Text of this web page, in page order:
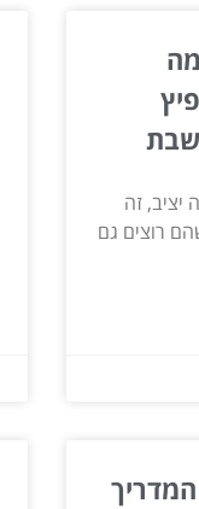
יציב, זה
רוצים גם
המדריך